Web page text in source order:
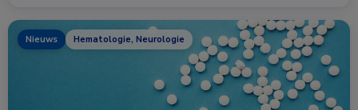
Nieuws Hematologie, Neurologie